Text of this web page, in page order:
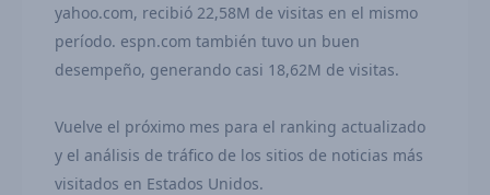
yahoo.com, recibió 22,58M de visitas en el mismo
período. espn.com también tuvo un buen
desempeño, generando casi 18,62M de visitas.
Vuelve el próximo mes para el ranking actualizado
y el análisis de tráfico de los sitios de noticias más
visitados en Estados Unidos.